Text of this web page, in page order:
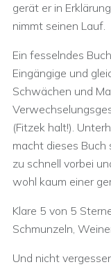
gerät er in
nimmt seinen Lauf.
Ein fesselndes
Eingängige und
Schwächen und
(Fitzek halt!).
macht dieses Buch
zu schnell vorbei
wohl kaum einer
Klare 5 von 5
Schmunzeln,
Und nicht